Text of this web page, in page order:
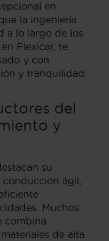
en
la ingeniería
a lo largo de los
Flexicar, te
y con
y tranquilidad.
del
y
su
conducción ágil,
Muchos
combina
de alta